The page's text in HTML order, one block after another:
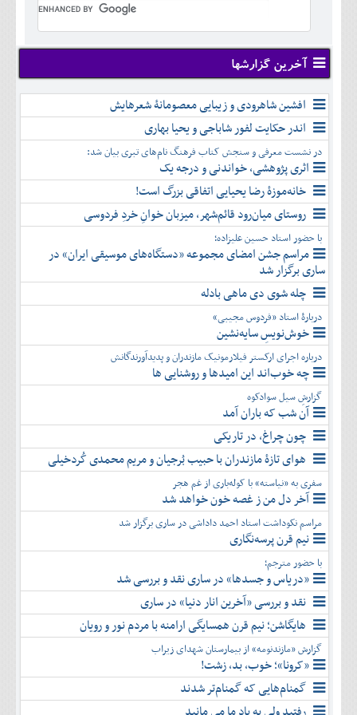
دی
بهمن
اسفند
آبان
آذر
دی
بهمن
اسفند
شهريور
مهر
آبان
آذر
دی
بهمن
اسفند
تير
مرداد
شهريور
مهر
آبان
آذر
دی
بهمن
اسفند
آخرین گزارشها
افشین شاهرودی و زیبایی معصومانۀ شعرهایش
اندر حکایت لفور شاباجی و یحیا بهاری
در نشست معرفی و سنجش کتاب فرهنگ نام‌های تبری بیان شد:
اثری پژوهشی، خواندنی و درجه یک
خانه‌موزۀ رضا یحیایی اتفاقی بزرگ است!
روستای میان‌رود قائم‌شهر، میزبان خوانِ خردِ فردوسی
با حضور استاد حسین علیزاده؛
مراسم جشن امضای مجموعه «دستگاه‌های موسیقی ایران» در
ساری برگزار شد
چله شوی دی ماهی بادله
دربارۀ استاد «فردوس مجیبی»
خوش‌نویسِ سایه‌نشین
درباره اجرای ارکستر فیلارمونیک مازندران و پدیدآورندگانش
چه خوب‌اند این امیدها و روشنایی ها
گزارشِ سیل سوادکوه
آن شب که باران آمد
چون چراغ، در تاریکی
هوای تازۀ مازندران با حبیب بُرجیان و مریم محمدی کُردخیلی
سفری به «نیاسته» با کوله‌باری از غم هجر
آخر دل من ز غصه خون خواهد شد
مراسم نکوداشت استاد احمد داداشی در ساری برگزار شد
نیم قرن پرسه‌نگاری
با حضور مترجم؛
«دریاس و جسدها» در ساری نقد و بررسی شد
نقد و بررسی «آخرین انار دنیا» در ساری
هایگاشن؛ نیم قرن همسایگی ارامنه با مردم نور و رویان
گزارش «مازندنومه» از بیمارستان شهدای زیراب
«کرونا»؛ خوب، بد، زشت!
گمنام‌هایی که گمنام‌تر شدند